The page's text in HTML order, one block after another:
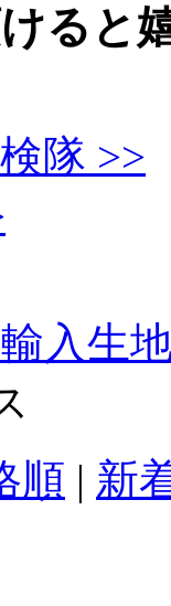
ると
隊 >>
入生
順 | 新